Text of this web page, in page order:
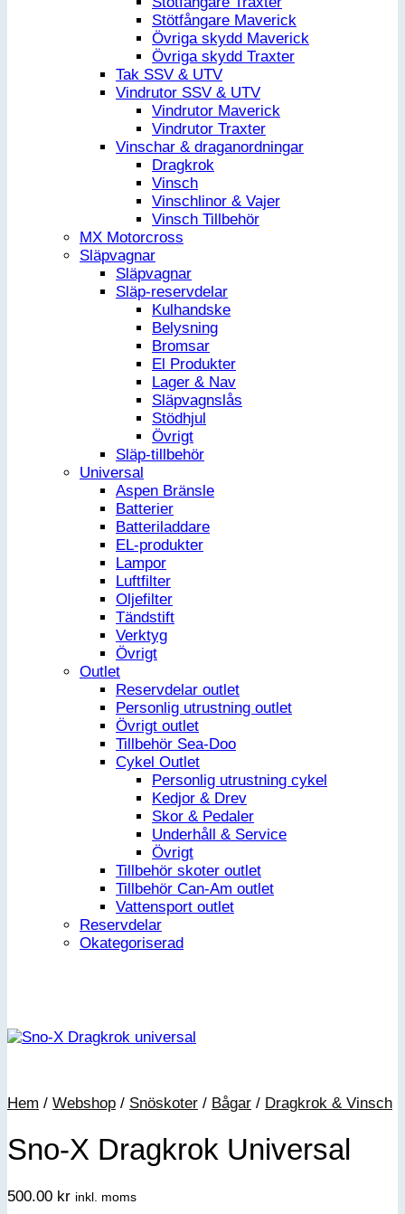
Stötfångare Maverick
Övriga skydd Maverick
Övriga skydd Traxter
Tak SSV & UTV
Vindrutor SSV & UTV
Vindrutor Maverick
Vindrutor Traxter
Vinschar & draganordningar
Dragkrok
Vinsch
Vinschlinor & Vajer
Vinsch Tillbehör
MX Motorcross
Släpvagnar
Släpvagnar
Släp-reservdelar
Kulhandske
Belysning
Bromsar
El Produkter
Lager & Nav
Släpvagnslås
Stödhjul
Övrigt
Släp-tillbehör
Universal
Aspen Bränsle
Batterier
Batteriladdare
EL-produkter
Lampor
Luftfilter
Oljefilter
Tändstift
Verktyg
Övrigt
Outlet
Reservdelar outlet
Personlig utrustning outlet
Övrigt outlet
Tillbehör Sea-Doo
Cykel Outlet
Personlig utrustning cykel
Kedjor & Drev
Skor & Pedaler
Underhåll & Service
Övrigt
Tillbehör skoter outlet
Tillbehör Can-Am outlet
Vattensport outlet
Reservdelar
Okategoriserad
Hem / Webshop / Snöskoter / Bågar / Dragkrok & Vinsch
Sno-X Dragkrok Universal
500.00 kr inkl. moms